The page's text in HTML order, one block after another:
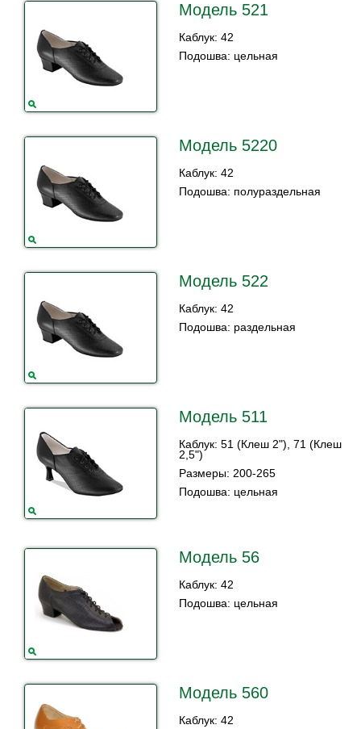
Модель 521
Каблук: 42
Подошва: цельная
Модель 5220
Каблук: 42
Подошва: полураздельная
Модель 522
Каблук: 42
Подошва: раздельная
Модель 511
Каблук: 51 (Клеш 2"), 71 (Клеш
2,5")
Размеры: 200-265
Подошва: цельная
Модель 56
Каблук: 42
Подошва: цельная
Модель 560
Каблук: 42